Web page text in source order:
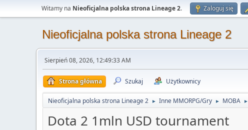
Witamy na Nieoficjalna polska strona Lineage 2. Zaloguj się
Nieoficjalna polska strona Lineage 2
Sierpień 08, 2026, 12:49:33 AM
Strona główna Szukaj Użytkownicy
Nieoficjalna polska strona Lineage 2 ► Inne MMORPG/Gry ► MOBA ►
Dota 2 1mln USD tournament